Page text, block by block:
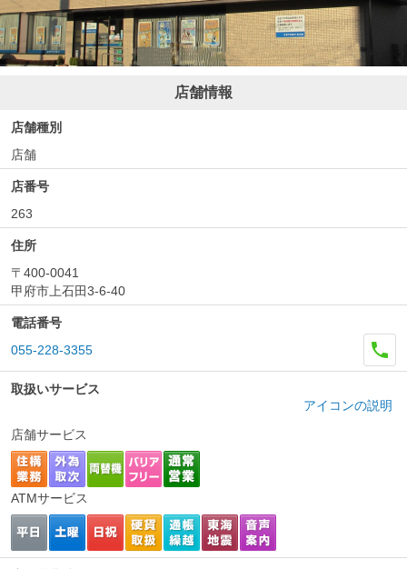
店舗情報
店舗種別
店舗
店番号
263
住所
〒400-0041
甲府市上石田3-6-40
電話番号
055-228-3355
取扱いサービス
アイコンの説明
店舗サービス
ATMサービス